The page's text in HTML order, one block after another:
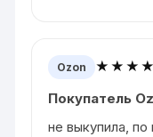
Ozon
Покупатель
не выкупила,